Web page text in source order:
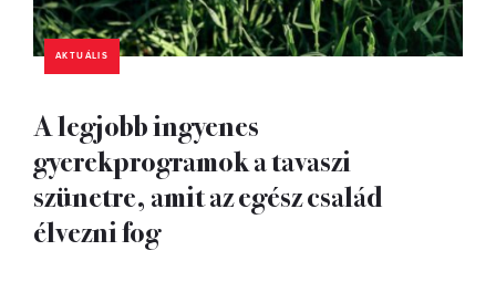
AKTUÁLIS
A legjobb ingyenes
gyerekprogramok a tavaszi
szünetre, amit az egész család
élvezni fog